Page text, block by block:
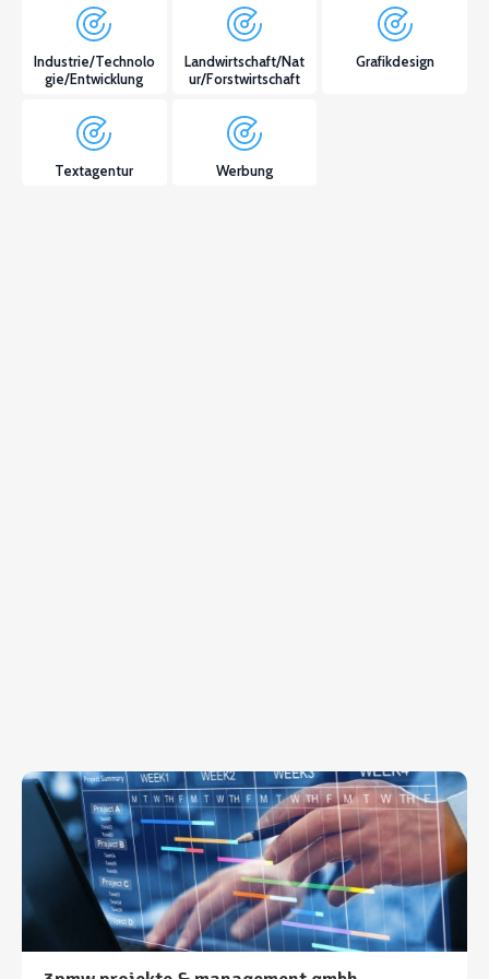
Industrie/Technolo
gie/Entwicklung
Landwirtschaft/Nat
ur/Forstwirtschaft
Grafikdesign
Textagentur Werbung